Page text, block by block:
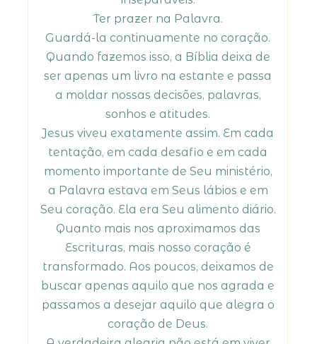
Ter prazer na Palavra.
Guardá-la continuamente no coração.
Quando fazemos isso, a Bíblia deixa de
ser apenas um livro na estante e passa
a moldar nossas decisões, palavras,
sonhos e atitudes.
Jesus viveu exatamente assim. Em cada
tentação, em cada desafio e em cada
momento importante de Seu ministério,
a Palavra estava em Seus lábios e em
Seu coração. Ela era Seu alimento diário.
Quanto mais nos aproximamos das
Escrituras, mais nosso coração é
transformado. Aos poucos, deixamos de
buscar apenas aquilo que nos agrada e
passamos a desejar aquilo que alegra o
coração de Deus.